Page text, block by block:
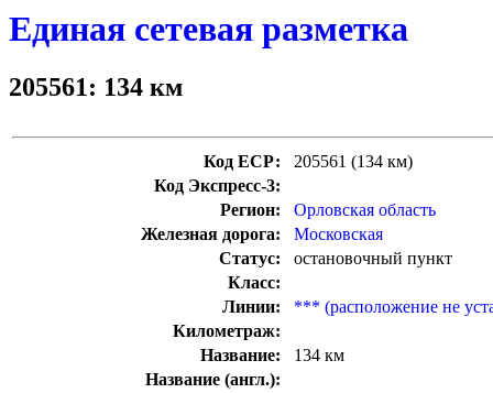
Единая сетевая разметка
205561: 134 км
Код ЕСР:
205561 (134 км)
Код Экспресс-3:
Регион:
Орловская область
Железная дорога:
Московская
Статус:
остановочный пункт
Класс:
Линии:
*** (расположение не
Километраж:
Название:
134 км
Название (англ.):